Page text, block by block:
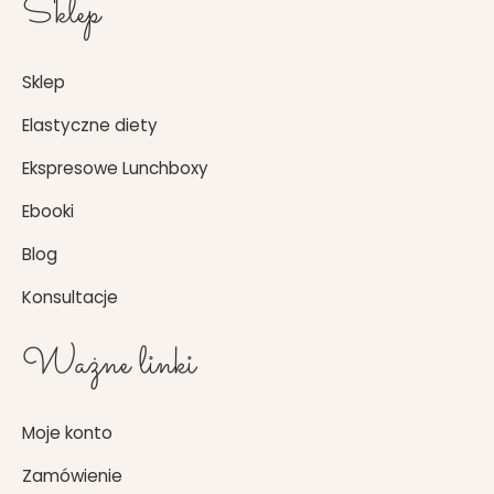
Sklep
Sklep
Elastyczne diety
Ekspresowe Lunchboxy
Ebooki
Blog
Konsultacje
Ważne linki
Moje konto
Zamówienie